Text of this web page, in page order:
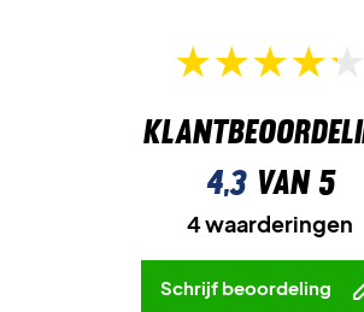
4,3van 5
4 waarderingen
Schrijf beoordeling